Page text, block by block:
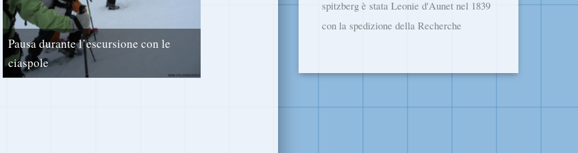
Pausa durante l’escursione con le
ciaspole
spitzberg è stata Leonie d'Aunet nel 1839
con la spedizione della Recherche